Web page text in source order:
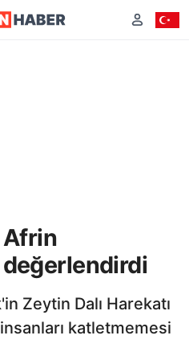
Zeytin Dalı Harekatı
katletmemesi